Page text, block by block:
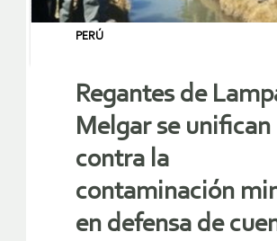
PERÚ
Regantes de
Melgar se unifican
contra la
contaminación
en defensa de